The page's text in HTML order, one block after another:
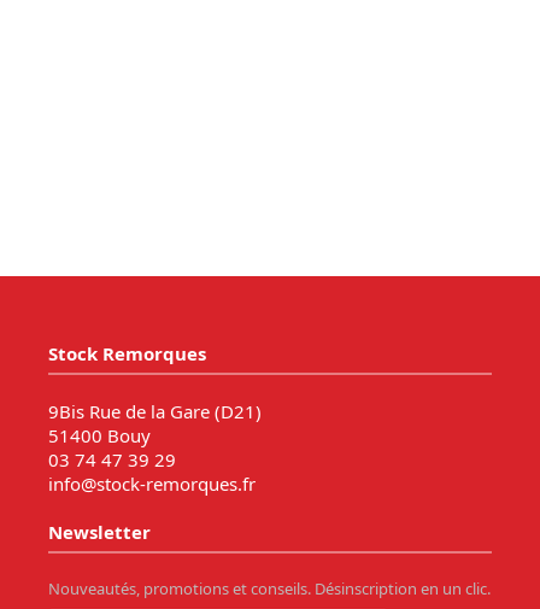
Stock Remorques
9Bis Rue de la Gare (D21)
51400 Bouy
03 74 47 39 29
info@stock-remorques.fr
Newsletter
Nouveautés, promotions et conseils. Désinscription en un clic.